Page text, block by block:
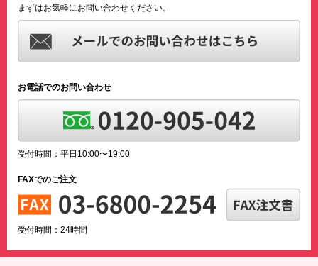
まずはお気軽にお問い合わせください。
お電話でのお問い合わせ
受付時間：平日10:00〜19:00
FAXでのご注文
受付時間：24時間